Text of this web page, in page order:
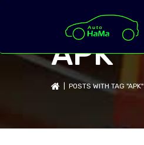
APK
| POSTS WITH TAG "APK"